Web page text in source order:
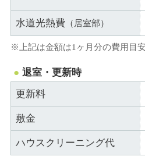
水道光熱費 （居室部）
※上記は金額は1ヶ月分の費用目安
退室・更新時
更新料
敷金
ハウスクリーニング代